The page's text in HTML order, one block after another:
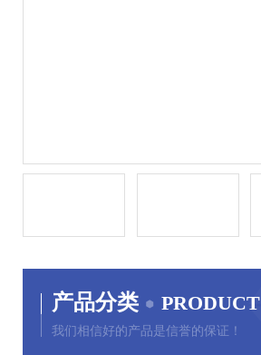
产品分类 PRODUCT
我们相信好的产品是信誉的保证！